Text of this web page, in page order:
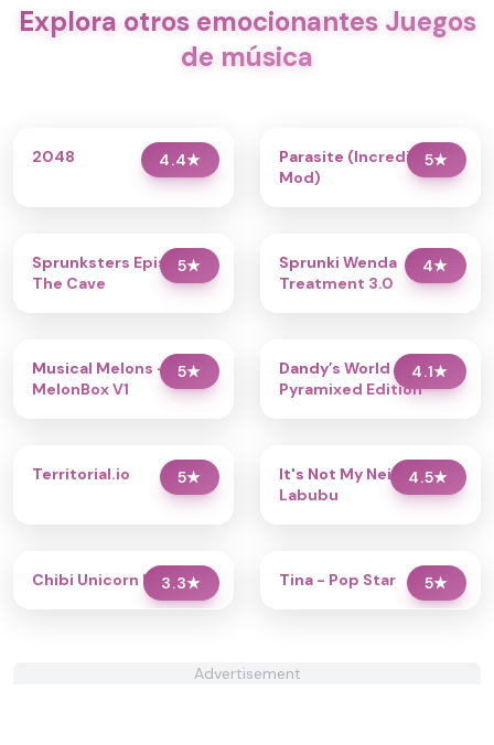
Explora otros emocionantes Juegos
de música
4.4★
2048 5★
Parasite (Incredibox
Mod)
5★
Sprunksters Episode 2:
The Cave
4★
Sprunki Wenda
Treatment 3.0
5★
Musical Melons –
MelonBox V1
4.1★
Dandy’s World
Pyramixed Edition
5★
Territorial.io 4.5★
It's Not My Neighbor:
Labubu
3.3★
Chibi Unicorn Dress Up 5★
Tina - Pop Star
Advertisement